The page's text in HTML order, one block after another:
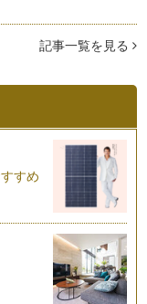
記事一覧を見る
すめ